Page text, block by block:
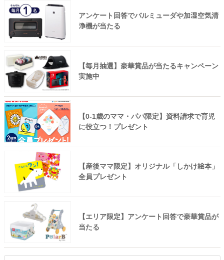
アンケート回答でバルミューダや加湿空気清
浄機が当たる
【毎月抽選】豪華賞品が当たるキャンペーン
実施中
【0-1歳のママ・パパ限定】資料請求で育児
に役立つ！プレゼント
【産後ママ限定】オリジナル「しかけ絵本」
全員プレゼント
【エリア限定】アンケート回答で豪華賞品が
当たる